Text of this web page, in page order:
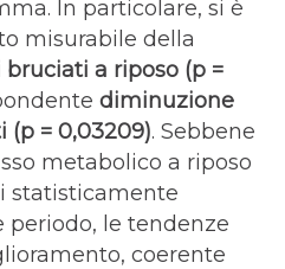
In particolare, si è
misurabile della
a riposo (p =
diminuzione
(p = 0,03209). Sebbene
metabolico a riposo
statisticamente
le tendenze
coerente